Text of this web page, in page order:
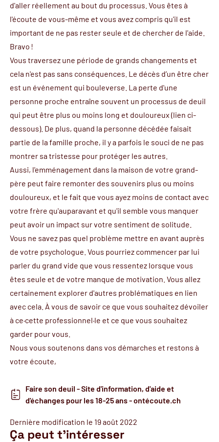
d'aller réellement au bout du processus. Vous êtes à
l'écoute de vous-même et vous avez compris qu'il est
important de ne pas rester seule et de chercher de l'aide.
Bravo !
Vous traversez une période de grands changements et
cela n'est pas sans conséquences. Le décès d’un être cher
est un événement qui bouleverse. La perte d'une
personne proche entraîne souvent un processus de deuil
qui peut être plus ou moins long et douloureux (lien ci-
dessous). De plus, quand la personne décédée faisait
partie de la famille proche, il y a parfois le souci de ne pas
montrer sa tristesse pour protéger les autres.
Aussi, l'emménagement dans la maison de votre grand-
père peut faire remonter des souvenirs plus ou moins
douloureux, et le fait que vous ayez moins de contact avec
votre frère qu'auparavant et qu'il semble vous manquer
peut avoir un impact sur votre sentiment de solitude.
Vous ne savez pas quel problème mettre en avant auprès
de votre psychologue. Vous pourriez commencer par lui
parler du grand vide que vous ressentez lorsque vous
êtes seule et de votre manque de motivation. Vous allez
certainement explorer d'autres problématiques en lien
avec cela. À vous de savoir ce que vous souhaitez dévoiler
à ce·cette professionnel·le et ce que vous souhaitez
garder pour vous.
Nous vous soutenons dans vos démarches et restons à
votre écoute,
Faire son deuil - Site d'information, d'aide et
d'échanges pour les 18-25 ans - ontécoute.ch
Dernière modification le 19 août 2022
Ça peut t'intéresser